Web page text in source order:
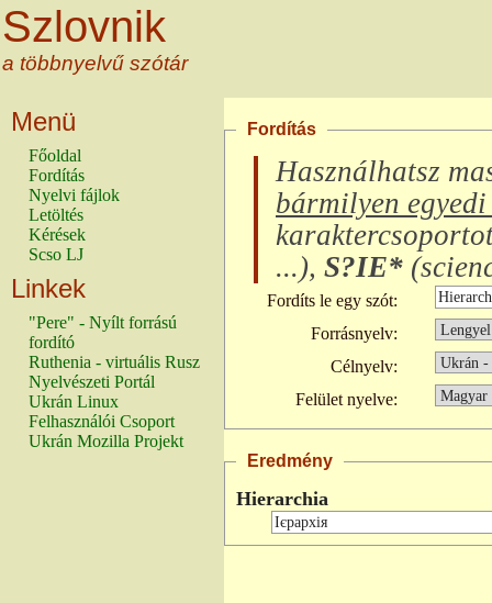
Szlovnik
a többnyelvű szótár
Menü
Főoldal
Fordítás
Nyelvi fájlok
Letöltés
Kérések
Scso LJ
Linkek
"Pere" - Nyílt forrású
fordító
Ruthenia - virtuális Rusz
Nyelvészeti Portál
Ukrán Linux
Felhasználói Csoport
Ukrán Mozilla Projekt
Fordítás
Használhatsz
bármilyen
...), S?IE* (
Fordíts le egy szót:
Forrásnyelv:
Célnyelv:
Felület nyelve:
Eredmény
Hierarchia